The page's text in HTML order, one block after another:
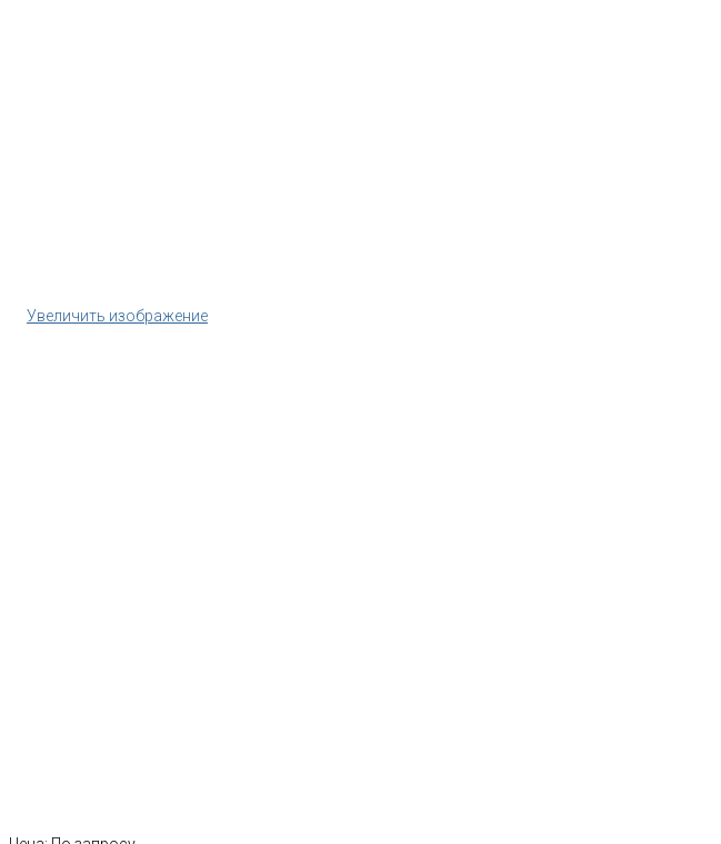
Увеличить изображение